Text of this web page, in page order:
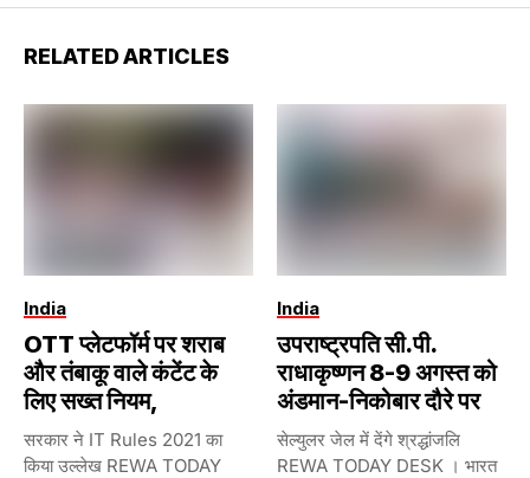
RELATED ARTICLES
India
OTT प्लेटफॉर्म पर शराब
और तंबाकू वाले कंटेंट के
लिए सख्त नियम,
सरकार ने IT Rules 2021 का
किया उल्लेख REWA TODAY
India
उपराष्ट्रपति सी.पी.
राधाकृष्णन 8-9 अगस्त को
अंडमान-निकोबार दौरे पर
सेल्युलर जेल में देंगे श्रद्धांजलि
REWA TODAY DESK । भारत